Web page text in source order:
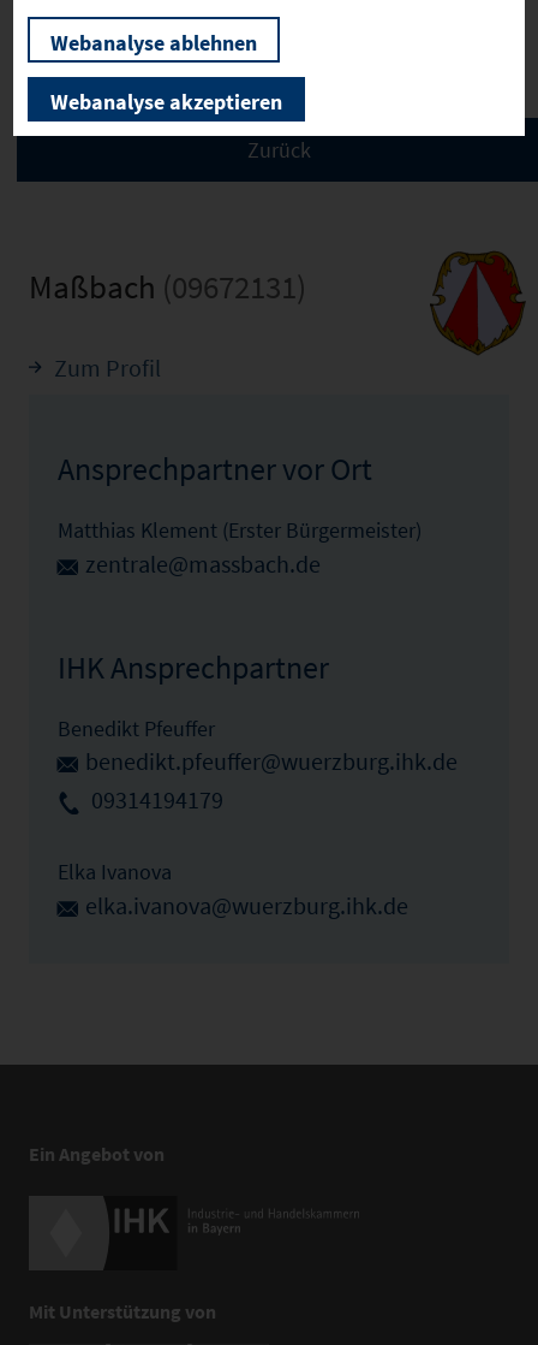
Infrastruktur
Maßbach (09672131)
Zum Profil
Ansprechpartner vor Ort
Matthias Klement (Erster Bürgermeister)
zentrale@massbach.de
IHK Ansprechpartner
Benedikt Pfeuffer
benedikt.pfeuffer@wuerzburg.ihk.de
09314194179
Elka Ivanova
elka.ivanova@wuerzburg.ihk.de
Ein Angebot von
Mit Unterstützung von
Webanalyse ablehnen
Webanalyse akzeptieren